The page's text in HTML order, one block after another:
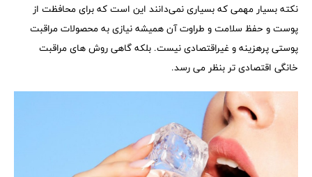
نکته بسیار مهمی که بسیاری نمی‌دانند این است که برای محافظت از
پوست و حفظ سلامت و طراوت آن همیشه نیازی به محصولات مراقبت
پوستی پرهزینه و غیراقتصادی نیست. بلکه گاهی روش های مراقبت
خانگی اقتصادی تر بنظر می رسد.